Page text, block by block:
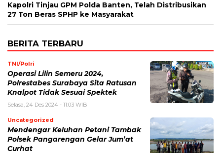
Kapolri Tinjau GPM Polda Banten, Telah Distribusikan
27 Ton Beras SPHP ke Masyarakat
BERITA TERBARU
TNI/Polri
Operasi Lilin Semeru 2024,
Polrestabes Surabaya Sita Ratusan
Knalpot Tidak Sesuai Spektek
Selasa, 24 Des 2024 - 11:03 WIB
Uncategorized
Mendengar Keluhan Petani Tambak
Polsek Pangarengan Gelar Jum’at
Curhat